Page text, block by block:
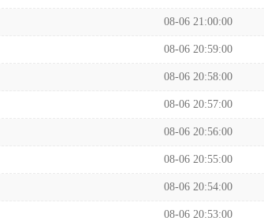
08-06 21:00:00
08-06 20:59:00
08-06 20:58:00
08-06 20:57:00
08-06 20:56:00
08-06 20:55:00
08-06 20:54:00
08-06 20:53:00